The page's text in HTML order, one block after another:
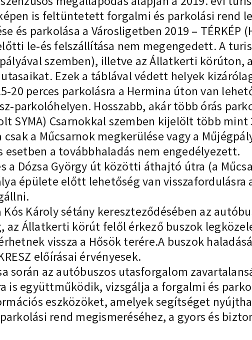
is feltüntetett forgalmi és parkolási rend
és parkolása a Városligetben 2019 – TÉRKÉP
le-és felszállítása nem megengedett. A
szemben), illetve az Állatkerti körúton,
Ezek a táblával védett helyek
20 perces parkolásra a Hermina úton van
parkolóhelyen. Hosszabb, akár több órás
SYMA) Csarnokkal szemben kijelölt több
csak a Műcsarnok megkerülése vagy a
esetben a továbbhaladás nem engedélyezett.
a Dózsa György út közötti áthajtó útra (a
épülete előtt lehetőség van visszafordulásra
Károly sétány kereszteződésében az
az Állatkerti körút felől érkező buszok
vissza a Hősök terére.A buszok
előírásai érvényesek.
során az autóbuszos utasforgalom
is együttműködik, vizsgálja a forgalmi és
eszközöket, amelyek segítséget
rend megismeréséhez, a gyors és